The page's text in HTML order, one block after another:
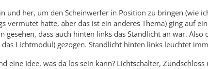
und her, um den Scheinwerfer in Position zu bringen (wie
vermutet hatte, aber das ist ein anderes Thema) ging auf
gesehen, dass auch hinten links das Standlicht an war.
Lichtmodul) gezogen. Standlicht hinten links leuchtet
eine Idee, was da los sein kann? Lichtschalter,